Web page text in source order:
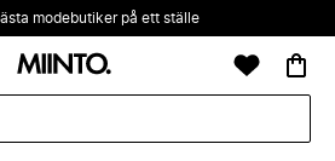
modebutiker på ett ställe